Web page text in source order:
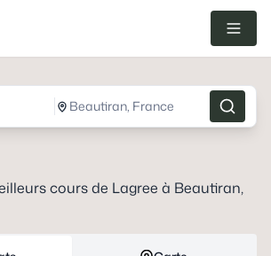
Beautiran, France
cours de Lagree à Beautiran,